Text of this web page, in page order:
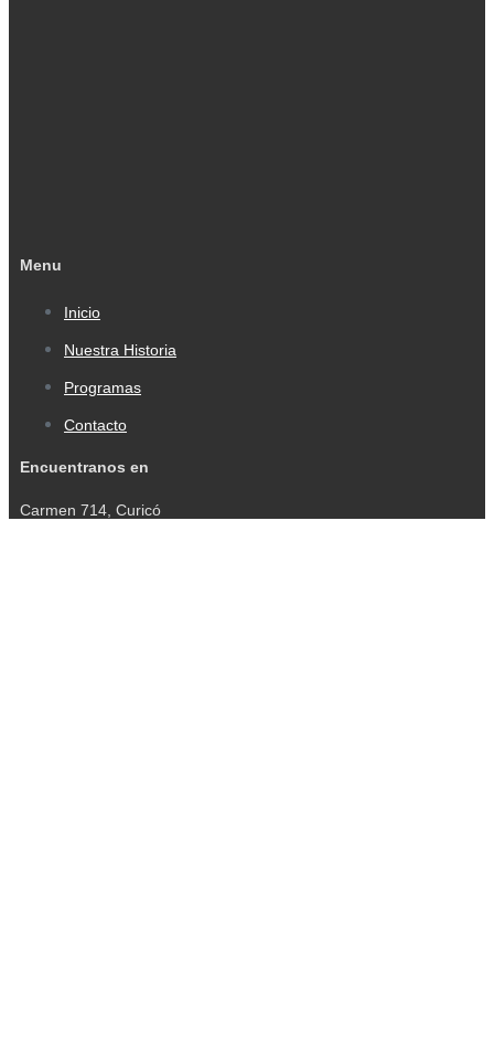
Menu
Inicio
Nuestra Historia
Programas
Contacto
Encuentranos en
Carmen 714, Curicó